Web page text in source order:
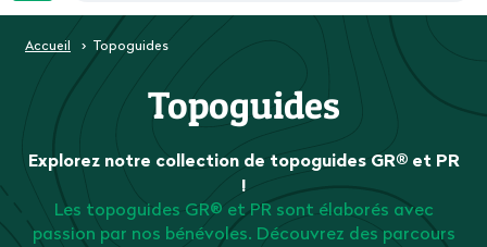
Accueil Topoguides
Topoguides
Explorez notre collection de topoguides GR® et PR
!
Les topoguides GR® et PR sont élaborés avec
passion par nos bénévoles. Découvrez des parcours